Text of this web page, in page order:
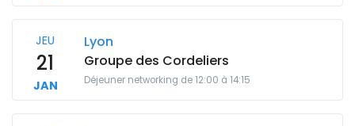
JEU
21
JAN
Lyon
Groupe des Cordeliers
Déjeuner networking de 12:00 à 14:15